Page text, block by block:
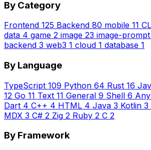
By Category
Frontend 125 Backend 80 mobile 11
data 4 game 2 image 23 image-prompt
backend 3 web3 1 cloud 1 database 1
By Language
TypeScript 109 Python 64 Rust 16
12 Go 11 Text 11 General 9 Shell 6 Any
Dart 4 C++ 4 HTML 4 Java 3 Kotlin 3
MDX 3 C# 2 Zig 2 Ruby 2 C 2
By Framework